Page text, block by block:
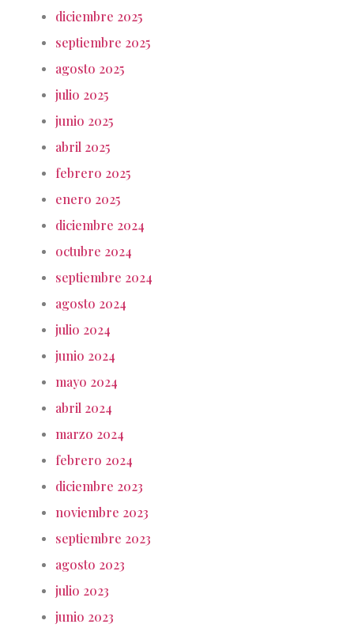
diciembre 2025
septiembre 2025
agosto 2025
julio 2025
junio 2025
abril 2025
febrero 2025
enero 2025
diciembre 2024
octubre 2024
septiembre 2024
agosto 2024
julio 2024
junio 2024
mayo 2024
abril 2024
marzo 2024
febrero 2024
diciembre 2023
noviembre 2023
septiembre 2023
agosto 2023
julio 2023
junio 2023